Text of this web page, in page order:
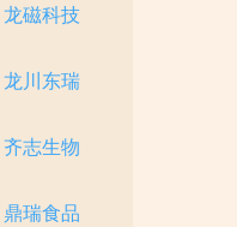
龙磁科技
龙川东瑞
齐志生物
鼎瑞食品